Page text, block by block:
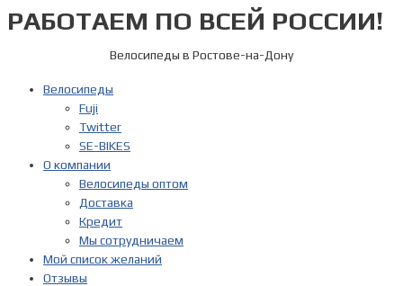
Перейти
кРАБОТАЕМ ПО ВСЕЙ РОССИИ!
Велосипеды в Ростове-на-Дону
Велосипеды
Fuji
Twitter
SE-BIKES
О компании
Велосипеды оптом
Доставка
Кредит
Мы сотрудничаем
Мой список желаний
Отзывы